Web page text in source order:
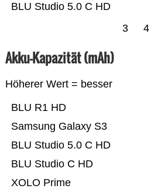
BLU Studio 5.0 C HD
3 4
Akku-Kapazität (mAh)
Höherer Wert = besser
XOLO Prime
BLU Studio C HD
BLU Studio 5.0 C HD
Samsung Galaxy S3
BLU R1 HD